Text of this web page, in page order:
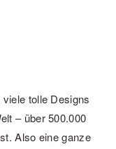
tolle Designs
– über 500.000
Also eine ganze